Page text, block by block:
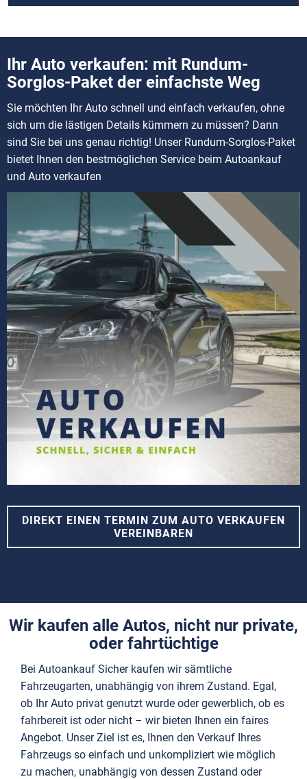
Ihr Auto verkaufen: mit Rundum-
Sorglos-Paket der einfachste Weg
Sie möchten Ihr Auto schnell und einfach verkaufen, ohne
sich um die lästigen Details kümmern zu müssen? Dann
sind Sie bei uns genau richtig! Unser Rundum-Sorglos-Paket
bietet Ihnen den bestmöglichen Service beim Autoankauf
und Auto verkaufen
DIREKT EINEN TERMIN ZUM AUTO VERKAUFEN
VEREINBAREN
Wir kaufen alle Autos, nicht nur private,
oder fahrtüchtige
Bei Autoankauf Sicher kaufen wir sämtliche
Fahrzeugarten, unabhängig von ihrem Zustand. Egal,
ob Ihr Auto privat genutzt wurde oder gewerblich, ob es
fahrbereit ist oder nicht – wir bieten Ihnen ein faires
Angebot. Unser Ziel ist es, Ihnen den Verkauf Ihres
Fahrzeugs so einfach und unkompliziert wie möglich
zu machen, unabhängig von dessen Zustand oder